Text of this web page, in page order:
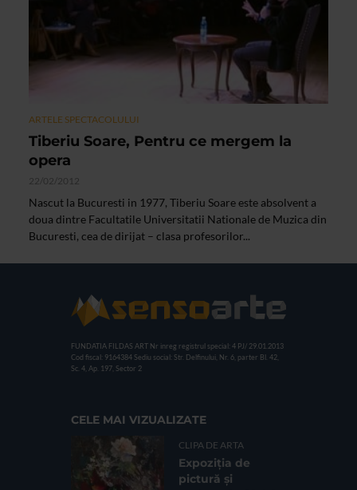
ARTELE SPECTACOLULUI
Tiberiu Soare, Pentru ce mergem la
opera
22/02/2012
Nascut la Bucuresti in 1977, Tiberiu Soare este absolvent a
doua dintre Facultatile Universitatii Nationale de Muzica din
Bucuresti, cea de dirijat – clasa profesorilor...
FUNDATIA FILDAS ART Nr inreg registrul special: 4 PJ/ 29.01.2013
Cod fiscal: 9164384 Sediu social: Str. Delfinului, Nr. 6, parter Bl. 42,
Sc. 4, Ap. 197, Sector 2
CELE MAI VIZUALIZATE
CLIPA DE ARTA
Expoziția de
pictură și